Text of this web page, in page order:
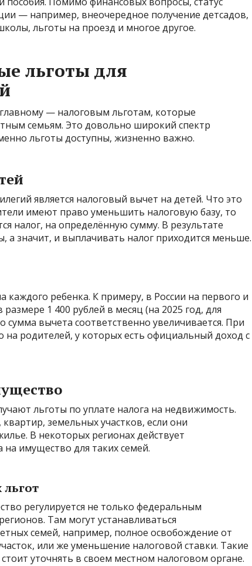
— например, внеочередное получение детсадов,
льготы на проезд и многое другое.
льготы для
— налоговым льготам, которые
семьям. Это довольно широкий спектр
льготы доступны, жизненно важно.
является налоговый вычет на детей. Что это
имеют право уменьшить налоговую базу, то
налог, на определённую сумму. В результате
а значит, и выплачивать налог приходится меньше.
каждого ребенка. К примеру, в России на первого и
1 400 рублей в месяц (на 2025 год, для
сумма вычета соответственно увеличивается. При
на родителей, у которых есть официальный доход с
льготы по уплате налога на недвижимость.
земельных участков, если они
В некоторых регионах действует
имущество для таких семей.
регулируется не только федеральным
Там могут устанавливаться
семей, например, полное освобождение от
или же уменьшение налоговой ставки. Такие
уточнять в своем местном налоговом органе.